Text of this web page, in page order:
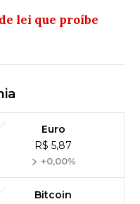
lei que proíbe
Euro
R$ 5,87
+0,00%
Bitcoin